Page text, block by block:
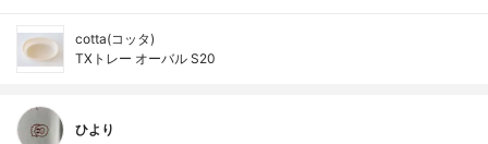
cotta(コッタ)
TXトレー オーバル S20
ひより